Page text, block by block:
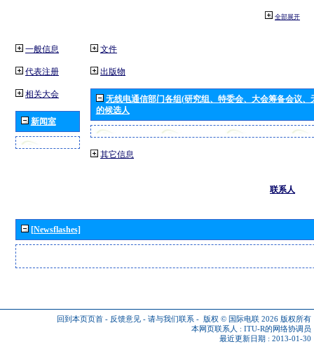
全部展开
一般信息
代表注册
相关大会
新闻室
文件
出版物
无线电通信部门各组(研究组、特委会、大会筹备会议
的候选人
其它信息
联系人
[Newsflashes]
回到本页页首 - 反馈意见 - 请与我们联系 - 版权 © 国际电联 2026 版权所有
本网页联系人 : ITU-R的网络协调员
最近更新日期 : 2013-01-30